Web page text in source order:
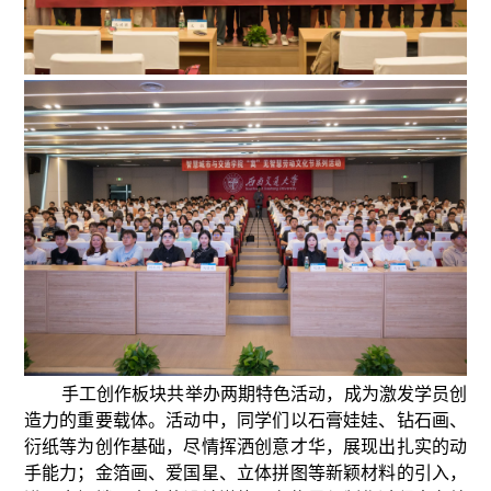
手工创作板块共举办两期特色活动，成为激发学员创
造力的重要载体。活动中，同学们以石膏娃娃、钻石画、
衍纸等为创作基础，尽情挥洒创意才华，展现出扎实的动
手能力；金箔画、爱国星、立体拼图等新颖材料的引入，